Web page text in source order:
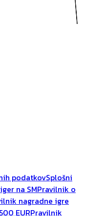
podatkovSplošni
na SMPravilnik o
nagradne igre
EURPravilnik